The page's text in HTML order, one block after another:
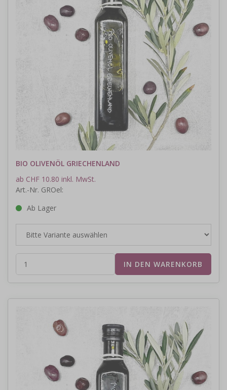
BIO OLIVENÖL GRIECHENLAND
ab CHF 10.80 inkl. MwSt.
Art.-Nr. GROel:
Ab Lager